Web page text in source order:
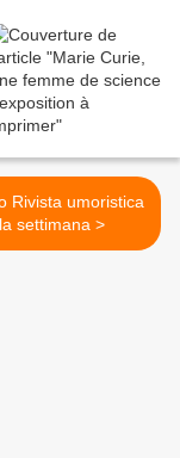
Rivista umoristica
della settimana >